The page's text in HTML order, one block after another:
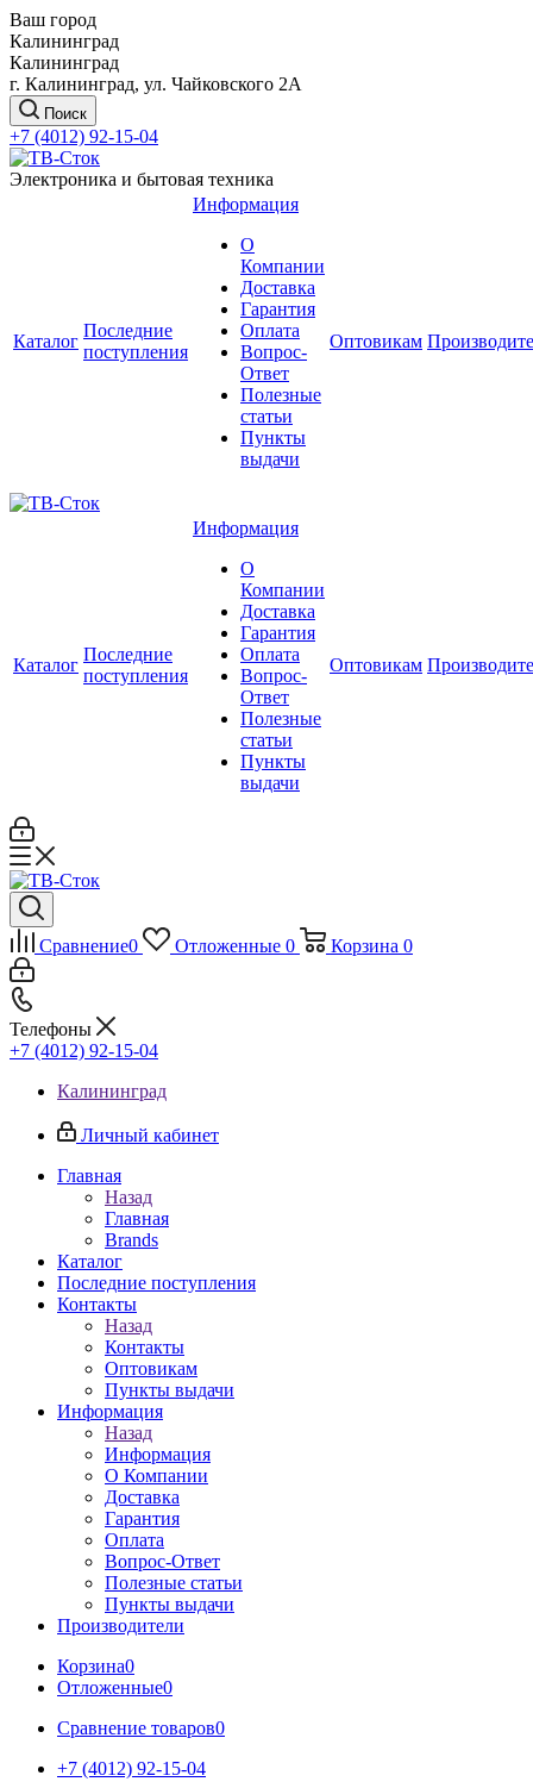
Ваш город
Калининград
Калининград
г. Калининград, ул. Чайковского 2А
Поиск
+7 (4012) 92-15-04
Электроника и бытовая техника
Каталог
Последние
поступления
Информация
О
Компании
Доставка
Гарантия
Оплата
Вопрос-
Ответ
Полезные
статьи
Пункты
выдачи
Оптовикам
Каталог
Последние
поступления
Информация
О
Компании
Доставка
Гарантия
Оплата
Вопрос-
Ответ
Полезные
статьи
Пункты
выдачи
Оптовикам
Сравнение0 Отложенные 0 Корзина 0
Телефоны
+7 (4012) 92-15-04
Калининград
Личный кабинет
Главная
Назад
Главная
Brands
Каталог
Последние поступления
Контакты
Назад
Контакты
Оптовикам
Пункты выдачи
Информация
Назад
Информация
О Компании
Доставка
Гарантия
Оплата
Вопрос-Ответ
Полезные статьи
Пункты выдачи
Производители
Корзина0
Отложенные0
Сравнение товаров0
+7 (4012) 92-15-04